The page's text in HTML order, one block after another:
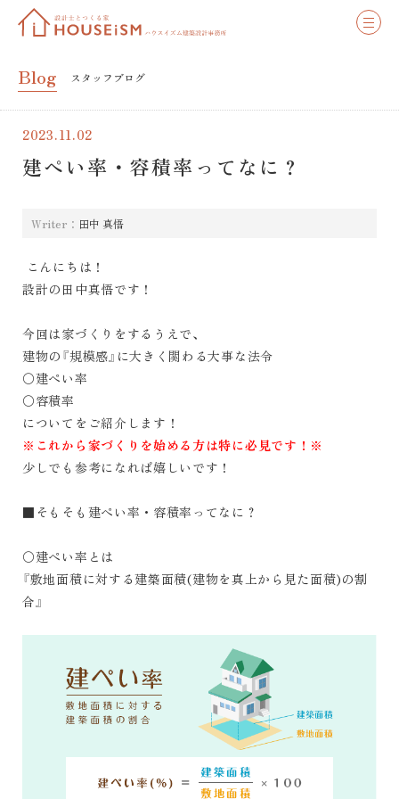
Blog スタッフブログ
2023.11.02
建ぺい率・容積率ってなに？
Writer： 田中 真悟
こんにちは！
設計の田中真悟です！
今回は家づくりをするうえで、
建物の『規模感』に大きく関わる大事な法令
〇建ぺい率
〇容積率
についてをご紹介します！
※これから家づくりを始める方は特に必見です！※
少しでも参考になれば嬉しいです！
■そもそも建ぺい率・容積率ってなに？
〇建ぺい率とは
『敷地面積に対する建築面積(建物を真上から見た面積)の割
合』